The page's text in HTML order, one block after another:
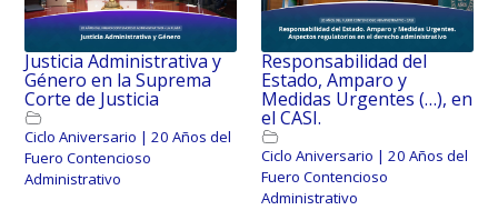
Justicia Administrativa y
Género en la Suprema
Corte de Justicia
Ciclo Aniversario | 20 Años del
Fuero Contencioso
Administrativo
Responsabilidad del
Estado, Amparo y
Medidas Urgentes (…), en
el CASI.
Ciclo Aniversario | 20 Años del
Fuero Contencioso
Administrativo